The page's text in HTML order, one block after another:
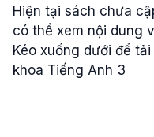
Hiện tại sách chưa
có thể xem nội dung
Kéo xuống dưới để
khoa Tiếng Anh 3